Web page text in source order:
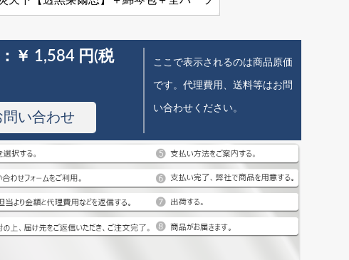
￥ 1,584 円(税
問い合わせ
ここで表示されるのは商品原価
です。代理費用、送料等はお問
い合わせください。